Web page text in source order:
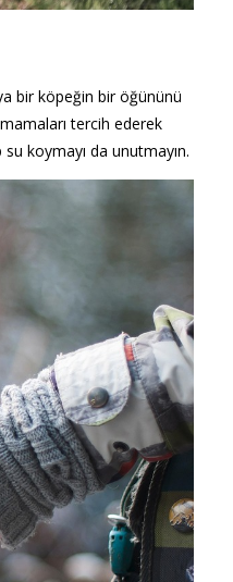
bir köpeğin bir öğününü
tercih ederek
koymayı da unutmayın.